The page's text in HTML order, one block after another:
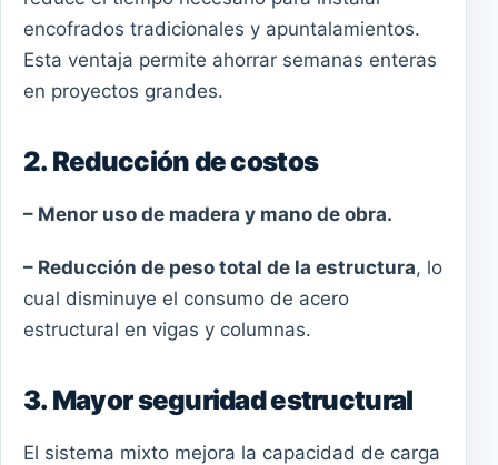
encofrados tradicionales y apuntalamientos.
Esta ventaja permite ahorrar semanas enteras
en proyectos grandes.
2. Reducción de costos
– Menor uso de madera y mano de obra.
– Reducción de peso total de la estructura, lo
cual disminuye el consumo de acero
estructural en vigas y columnas.
3. Mayor seguridad estructural
El sistema mixto mejora la capacidad de carga